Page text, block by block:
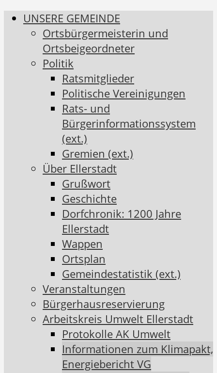
UNSERE GEMEINDE
Ortsbürgermeisterin und
Ortsbeigeordneter
Politik
Ratsmitglieder
Politische Vereinigungen
Rats- und
Bürgerinformationssystem
(ext.)
Gremien (ext.)
Über Ellerstadt
Grußwort
Geschichte
Dorfchronik: 1200 Jahre
Ellerstadt
Wappen
Ortsplan
Gemeindestatistik (ext.)
Veranstaltungen
Bürgerhausreservierung
Arbeitskreis Umwelt Ellerstadt
Protokolle AK Umwelt
Informationen zum Klimapakt,
Energiebericht VG